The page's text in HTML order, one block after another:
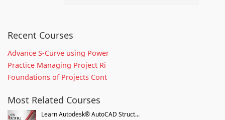
Recent Courses
Advance S-Curve using Power
Practice Managing Project Ri
Foundations of Projects Cont
Most Related Courses
Learn Autodesk® AutoCAD Struct...